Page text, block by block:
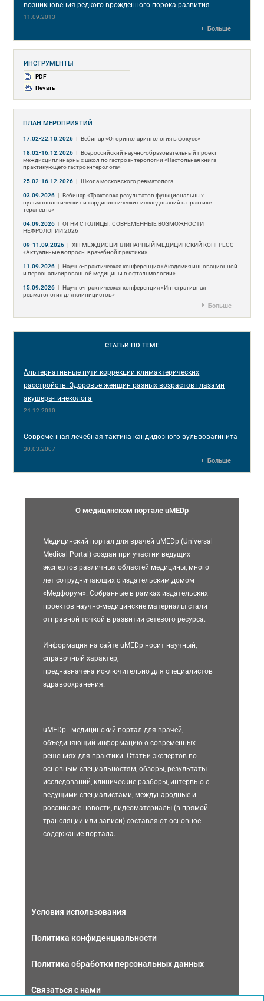
возникновения редкого врождённого порока развития
11.09.2013
Больше
ИНСТРУМЕНТЫ
PDF
Печать
ПЛАН МЕРОПРИЯТИЙ
17.02-22.10.2026 | Вебинар «Оториноларингология в фокусе»
18.02-16.12.2026 | Всероссийский научно-образовательный проект
междисциплинарных школ по гастроэнтерологии «Настольная книга
практикующего гастроэнтеролога»
25.02-16.12.2026 | Школа московского ревматолога
03.09.2026 | Вебинар «Трактовка результатов функциональных
пульмонологических и кардиологических исследований в практике
терапевта»
04.09.2026 | ОГНИ СТОЛИЦЫ. СОВРЕМЕННЫЕ ВОЗМОЖНОСТИ
НЕФРОЛОГИИ 2026
09-11.09.2026 | ХIII МЕЖДИСЦИПЛИНАРНЫЙ МЕДИЦИНСКИЙ КОНГРЕСС
«Актуальные вопросы врачебной практики»
11.09.2026 | Научно-практическая конференция «Академия инновационной
и персонализированной медицины в офтальмологии»
15.09.2026 | Научно-практическая конференция «Интегративная
ревматология для клиницистов»
Больше
СТАТЬИ ПО ТЕМЕ
Альтернативные пути коррекции климактерических
расстройств. Здоровье женщин разных возрастов глазами
акушера-гинеколога
24.12.2010
Современная лечебная тактика кандидозного вульвовагинита
30.03.2007
Больше
О медицинском портале uMEDp
Медицинский портал для врачей uMEDp (Universal
Medical Portal) создан при участии ведущих
экспертов различных областей медицины, много
лет сотрудничающих с издательским домом
«Медфорум». Собранные в рамках издательских
проектов научно-медицинские материалы стали
отправной точкой в развитии сетевого ресурса.
Информация на сайте uMEDp носит научный,
справочный характер,
предназначена исключительно для специалистов
здравоохранения.
uMEDp - медицинский портал для врачей,
объединяющий информацию о современных
решениях для практики. Статьи экспертов по
основным специальностям, обзоры, результаты
исследований, клинические разборы, интервью с
ведущими специалистами, международные и
российские новости, видеоматериалы (в прямой
трансляции или записи) составляют основное
содержание портала.
Условия использования
Политика конфиденциальности
Политика обработки персональных данных
Связаться с нами